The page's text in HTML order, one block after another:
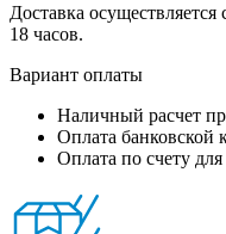
Доставка
18 часов.
Вариант оплаты
Наличный расчет
Оплата банковской
Оплата по счету